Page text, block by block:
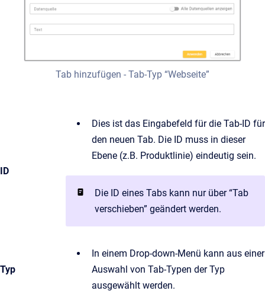
Tab hinzufügen - Tab-Typ “Webseite”
ID
Dies ist das Eingabefeld für die Tab-ID für
den neuen Tab. Die ID muss in dieser
Ebene (z.B. Produktlinie) eindeutig sein.
Die ID eines Tabs kann nur über “Tab
verschieben” geändert werden.
Typ
In einem Drop-down-Menü kann aus einer
Auswahl von Tab-Typen der Typ
ausgewählt werden.